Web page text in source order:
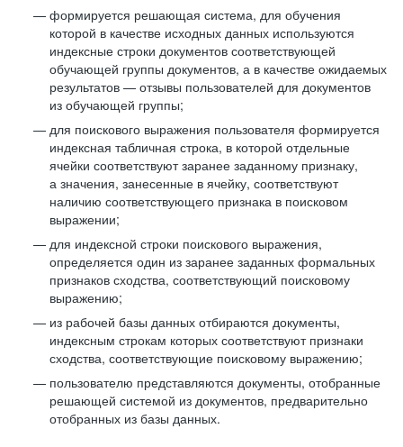
формируется решающая система, для обучения
которой в качестве исходных данных используются
индексные строки документов соответствующей
обучающей группы документов, а в качестве ожидаемых
результатов — отзывы пользователей для документов
из обучающей группы;
для поискового выражения пользователя формируется
индексная табличная строка, в которой отдельные
ячейки соответствуют заранее заданному признаку,
а значения, занесенные в ячейку, соответствуют
наличию соответствующего признака в поисковом
выражении;
для индексной строки поискового выражения,
определяется один из заранее заданных формальных
признаков сходства, соответствующий поисковому
выражению;
из рабочей базы данных отбираются документы,
индексным строкам которых соответствуют признаки
сходства, соответствующие поисковому выражению;
пользователю представляются документы, отобранные
решающей системой из документов, предварительно
отобранных из базы данных.